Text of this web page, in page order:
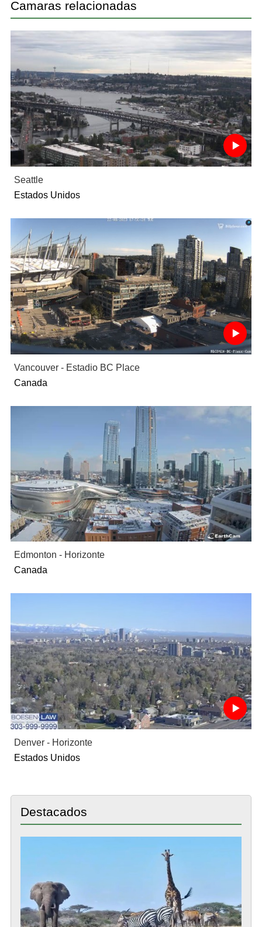
Camaras relacionadas
Seattle
Estados Unidos
Vancouver - Estadio BC Place
Canada
Edmonton - Horizonte
Canada
Denver - Horizonte
Estados Unidos
Destacados